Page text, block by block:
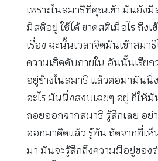
เพราะในสมาธิที่คุณเข้า มันยังมี
มีสติอยู่ ใช้ได้ ขาดสติเมื่อไร ถึง
เรื่อง ฉะนั้นเวลาจิตมันเข้าสมา
ความเกิดดับภายใน อันนั้นเรีย
อยู่ข้างในสมาธิ แล้วต่อมามันนิ่
อะไร มันนิ่งสงบเฉยๆ อยู่ ก็ให้
ถอยออกจากสมาธิ รู้สึกเลย อย่
ออกมาคิดแล้ว รู้ทัน ถัดจากที่เ
มา มันจะรู้สึกถึงความมีอยู่ของ